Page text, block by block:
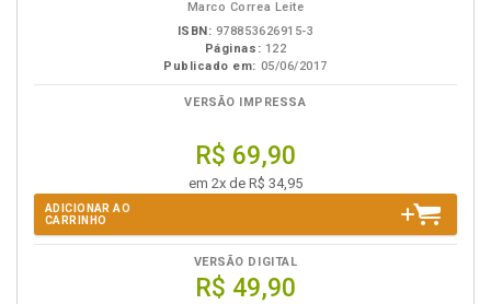
Marco Correa Leite
ISBN: 978853626915-3
Páginas: 122
Publicado em: 05/06/2017
VERSÃO IMPRESSA
R$ 69,90
em 2x de R$ 34,95
ADICIONAR AO
CARRINHO
VERSÃO DIGITAL
R$ 49,90